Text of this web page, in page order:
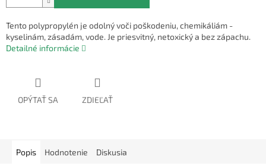
Tento polypropylén je odolný voči poškodeniu, chemikáliám -
kyselinám, zásadám, vode. Je priesvitný, netoxický a bez zápachu.
Detailné informácie
OPÝTAŤ SA ZDIEĽAŤ
Popis Hodnotenie Diskusia